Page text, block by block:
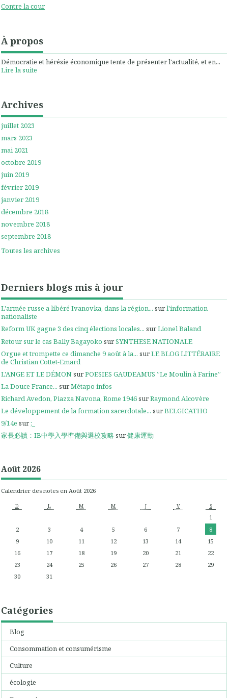
Contre la cour
À propos
Démocratie et hérésie économique tente de présenter l'actualité, et en...
Lire la suite
Archives
juillet 2023
mars 2023
mai 2021
octobre 2019
juin 2019
février 2019
janvier 2019
décembre 2018
novembre 2018
septembre 2018
Toutes les archives
Derniers blogs mis à jour
L'armée russe a libéré Ivanovka, dans la région... surl'information
nationaliste
Reform UK gagne 3 des cinq élections locales... surLionel Baland
Retour sur le cas Bally Bagayoko surSYNTHESE NATIONALE
Orgue et trompette ce dimanche 9 août à la... surLE BLOG LITTÉRAIRE
de Christian Cottet-Emard
L'ANGE ET LE DÉMONsurPOESIES GAUDEAMUS ”Le Moulin à Farine”
La Douce France... surMétapo infos
Richard Avedon, Piazza Navona, Rome 1946surRaymond Alcovère
Le développement de la formation sacerdotale... surBELGICATHO
9/14e sur;_
家長必讀：IB中學入學準備與選校攻略 sur健康運動
Août 2026
Calendrier des notes en Août 2026
D L M M J V S
1
2
3 4 5 6 7
8
9
10 11 12 13 14
15
16
17 18 19 20 21
22
23
24 25 26 27 28
29
30
31
Catégories
Blog
Consommation et consumérisme
Culture
écologie